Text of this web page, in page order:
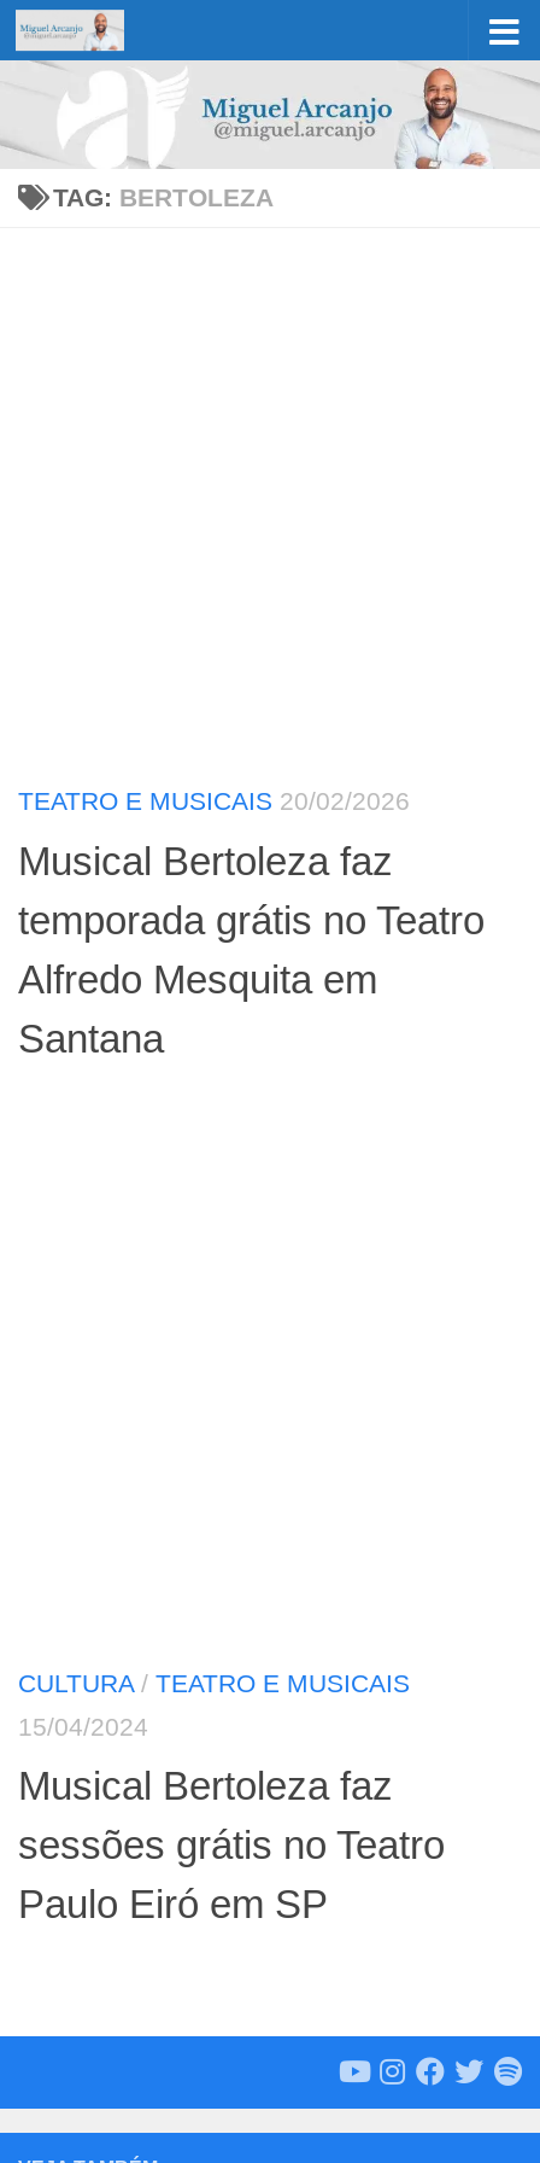
Skip to content
TAG: BERTOLEZA
TEATRO E MUSICAIS 20/02/2026
Musical Bertoleza faz
temporada grátis no Teatro
Alfredo Mesquita em
Santana
CULTURA/ TEATRO E MUSICAIS
15/04/2024
Musical Bertoleza faz
sessões grátis no Teatro
Paulo Eiró em SP